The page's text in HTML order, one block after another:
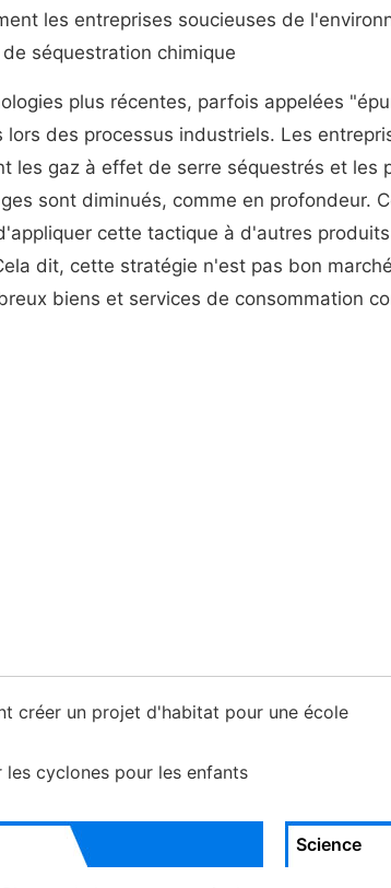
les entreprises soucieuses de
séquestration chimique
plus récentes, parfois appelées
lors des processus industriels. Les
les gaz à effet de serre séquestrés et les
sont diminués, comme en profondeur.
cette tactique à d'autres
dit, cette stratégie n'est pas bon
biens et services de consommation
créer un projet d'habitat pour une école
les cyclones pour les enfants
Science